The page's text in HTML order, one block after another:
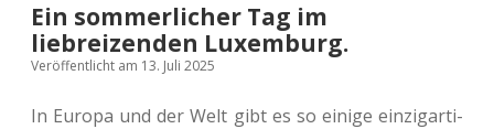
Ein sommerlicher Tag im
liebreizenden Luxemburg.
Veröffentlicht am 13. Juli 2025
In Europa und der Welt gibt es so einige ein­zig­ar­ti­